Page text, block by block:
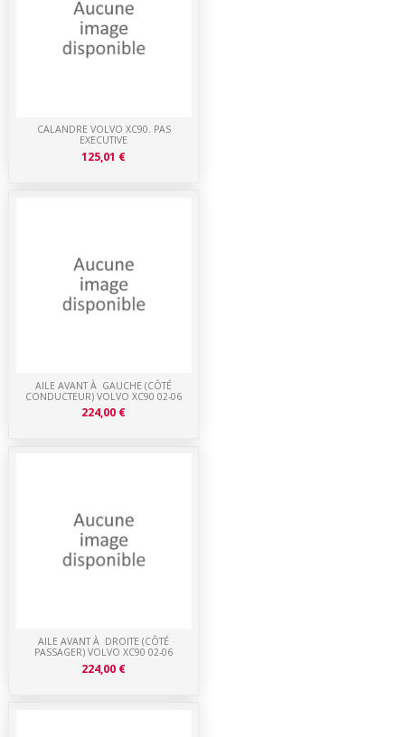
AILE AVANT À DROITE (CÔTÉ
PASSAGER) VOLVO XC90 02-06
224,00 €
AILE AVANT À GAUCHE (CÔTÉ
CONDUCTEUR) VOLVO XC90 02-06
224,00 €
CALANDRE VOLVO XC90. PAS
EXECUTIVE
125,01 €